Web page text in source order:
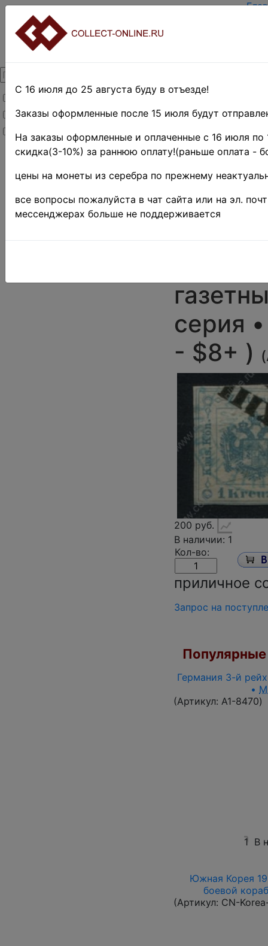
Товары со скидкой
Товары в наличии
Новинки
Главная»
»Европа »
Австрия
Газетные
марки
серия
- $8+ ) (
200 руб.
В наличии: 1
Кол-во:
приличное
Запрос на
Германия 3-й
•
(Артикул: A1-8470)
1 В
Южная Корея
боевой
(Артикул: CN-
С 16 июля до 25 августа буду в отъезде!
Заказы оформленные после 15 июля будут
На заказы оформленные и оплаченные с 16 июля по
скидка(3-10%) за раннюю оплату!(раньше оплата -
цены на монеты из серебра по прежнему
все вопросы пожалуйста в чат сайта или на эл.
мессенджерах больше не поддерживается